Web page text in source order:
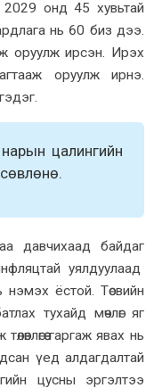
онд 45 хувьтай
нь 60 биз дээ.
оруулж ирсэн. Ирэх
оруулж ирнэ.
цалингийн
давчихаад байдаг
уялдуулаад
ёстой. Төсвийн
тухайд мөчлөг яг
төлөвлөгөө гаргаж явах нь
үед алдагдалтай
цусны эргэлтээ